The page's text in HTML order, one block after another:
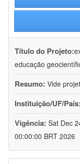
Título do Projeto:
educação
Resumo: Vide
Instituição/UF/País:
Vigência: Sat Dec
00:00:00 BRT 2026